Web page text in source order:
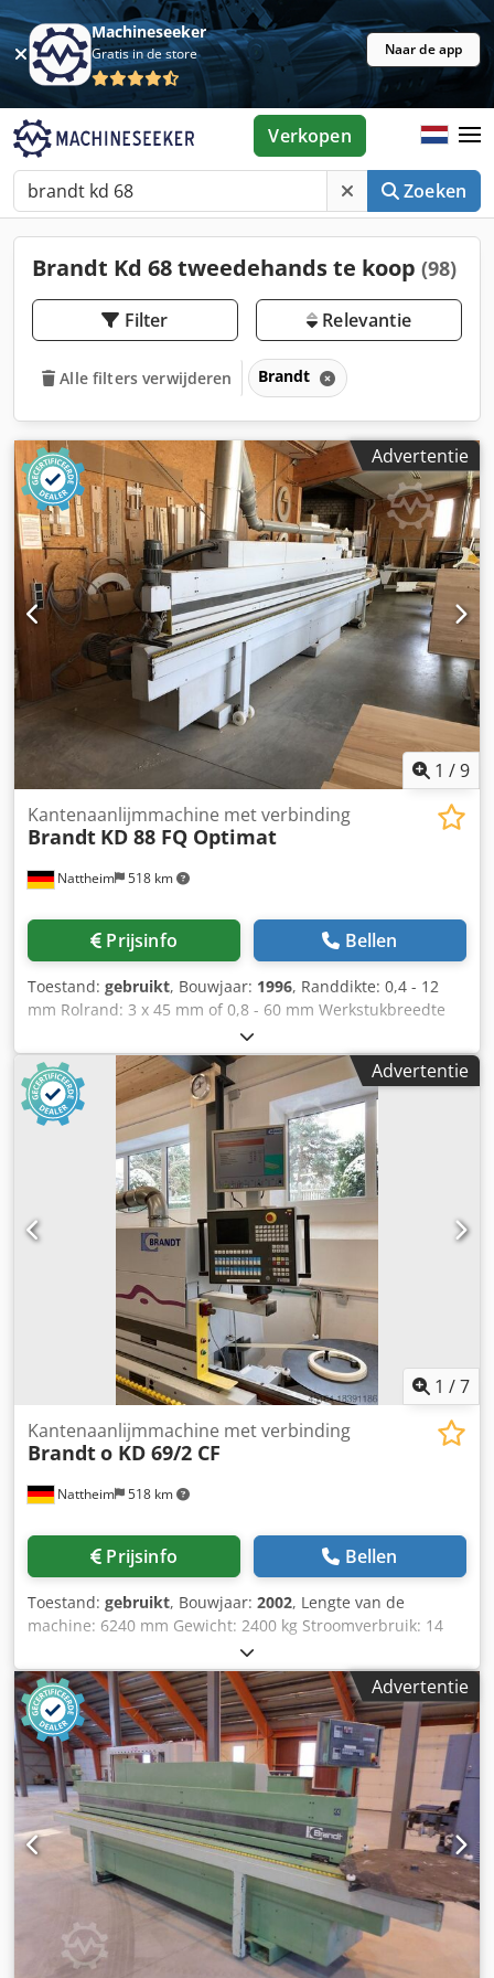
Machineseeker
Gratis in de store Naar de app
Zoeken
Verkopen
Brandt Kd 68 tweedehands te koop (98)
Filter Relevantie
Alle filters verwijderen Brandt
Advertentie
1 /9
Nattheim 518 km
Kantenaanlijmmachine met verbinding
Brandt KD 88 FQ Optimat
Prijsinfo Bellen
Toestand: gebruikt, Bouwjaar: 1996, Randdikte: 0,4 - 12
mm Rolrand: 3 x 45 mm of 0,8 - 60 mm Werkstukbreedte
min.: 65 mm Werkstuklengte min.: 160 mm Werkstukdikte:
10 - 55 mm Voeding: 13 m/min Voorfrezen (samenvoegen)
Lijmbak Quickmelt Lijmdeel Trimmen Vlakfrezen
Afschuinfrezen Radiusfrezen Hoekkopiëren Vlakschraper
Polijstunit Afmetingen machine: 7450 x 1220 x 2400 mm
Gewicht: 3000 kg Dkedsvvkd Tjpfx Ac Nsr Opslaglocatie:
Advertentie
1 /7
Nattheim 518 km
Kantenaanlijmmachine met verbinding
Brandto KD 69/2 CF
Prijsinfo Bellen
Toestand: gebruikt, Bouwjaar: 2002, Lengte van de
machine: 6240 mm Gewicht: 2400 kg Stroomverbruik: 14
kW Afzuigdiameter: 120 / 140 mm Opslaglocatie: Nattheim
Dkjdpfx Asvvkfwjc Njr
Advertentie